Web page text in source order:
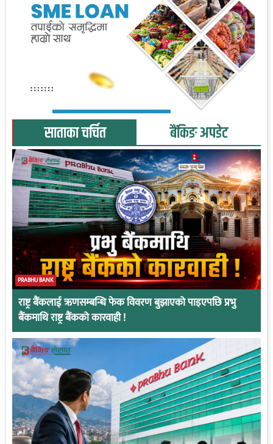
साताका चर्चित बैंकिङ अपडेट
PRABHU BANK
राष्ट्र बैंकलाई ऋणसम्बन्धि फेक विवरण बुझाएको पाइएपछि प्रभु
बैंकमाथि राष्ट्र बैंकको कारवाही !